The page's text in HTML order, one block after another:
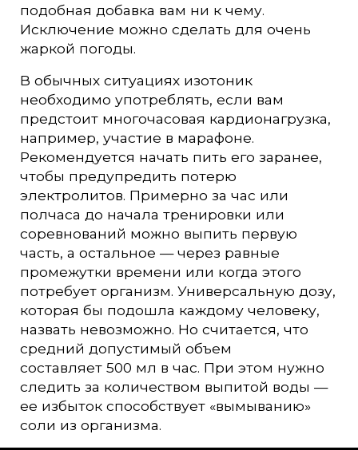
подобная добавка вам ни к чему.
Исключение можно сделать для очень
жаркой погоды.
В обычных ситуациях изотоник
необходимо употреблять, если вам
предстоит многочасовая кардионагрузка,
например, участие в марафоне.
Рекомендуется начать пить его заранее,
чтобы предупредить потерю
электролитов. Примерно за час или
полчаса до начала тренировки или
соревнований можно выпить первую
часть, а остальное — через равные
промежутки времени или когда этого
потребует организм. Универсальную дозу,
которая бы подошла каждому человеку,
назвать невозможно. Но считается, что
средний допустимый объем
составляет 500 мл в час. При этом нужно
следить за количеством выпитой воды —
ее избыток способствует «вымыванию»
соли из организма.